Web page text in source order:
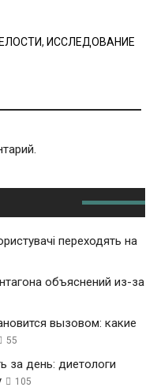
, ИССЛЕДОВАНИЕ
переходять на
объяснений из-за
вызовом: какие
55
за день: диетологи
105